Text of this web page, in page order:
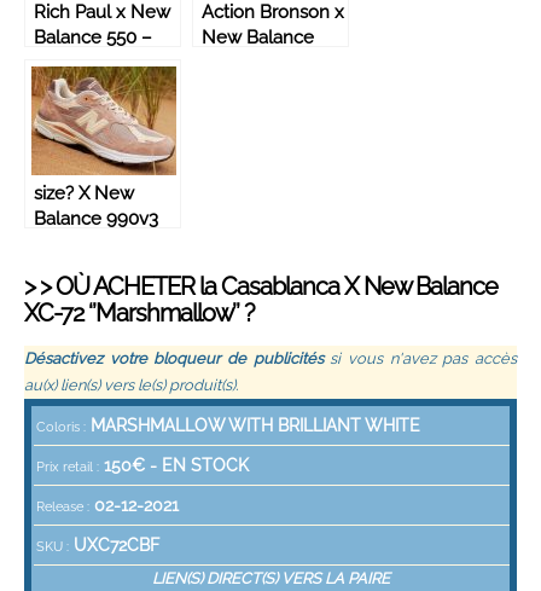
Rich Paul x New
Balance 550 –
BB550RP1
Action Bronson x
New Balance
size? X New
Balance 990v3
Orange/Cream –
M990SZ3
> > OÙ ACHETER laCasablancaX New Balance
XC-72 ‘’Marshmallow’’ ?
Désactivez votre bloqueur de publicitéssi vous n'avez pas accès
au(x) lien(s) vers le(s) produit(s).
Coloris : MARSHMALLOW WITH BRILLIANT WHITE
Prix retail : 150€ - EN STOCK
Release : 02-12-2021
SKU : UXC72CBF
LIEN(S) DIRECT(S) VERS LA PAIRE